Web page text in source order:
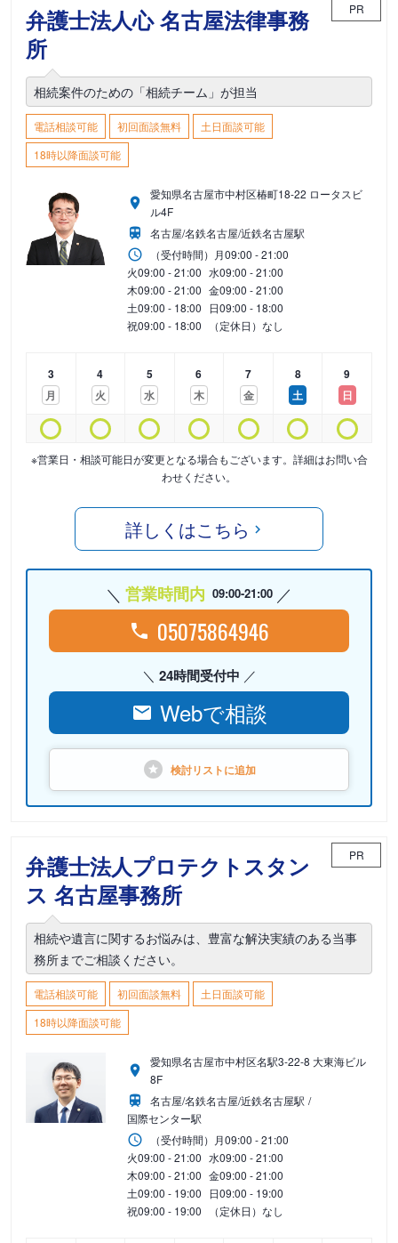
弁護士法人心 名古屋法律事務
所
PR
相続案件のための「相続チーム」が担当
電話相談可能 初回面談無料
土日面談可能
18時以降面談可能
愛知県名古屋市中村区椿町18-22 ロータスビ
ル4F
名古屋/名鉄名古屋/近鉄名古屋駅
（受付時間） 月09:00 - 21:00
火09:00 - 21:00 水09:00 - 21:00
木09:00 - 21:00 金09:00 - 21:00
土09:00 - 18:00 日09:00 - 18:00
祝09:00 - 18:00 （定休日）なし
3
月
4
火
5
水
6
木
7
金
8
土
9
日
※営業日・相談可能日が変更となる場合もございます。詳細はお問い合
わせください。
詳しくはこちら
営業時間内 09:00-21:00
05075864946
24時間受付中
Webで相談
検討リストに追加
弁護士法人プロテクトスタン
ス 名古屋事務所
PR
相続や遺言に関するお悩みは、豊富な解決実績のある当事
務所までご相談ください。
電話相談可能 初回面談無料
土日面談可能
18時以降面談可能
愛知県名古屋市中村区名駅3-22-8 大東海ビル
8F
名古屋/名鉄名古屋/近鉄名古屋駅
国際センター駅
（受付時間） 月09:00 - 21:00
火09:00 - 21:00 水09:00 - 21:00
木09:00 - 21:00 金09:00 - 21:00
土09:00 - 19:00 日09:00 - 19:00
祝09:00 - 19:00 （定休日）なし